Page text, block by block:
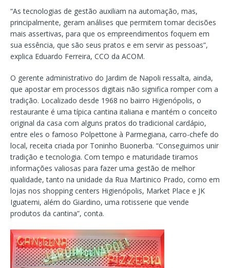
“As tecnologias de gestão auxiliam na automação, mas,
principalmente, geram análises que permitem tomar decisões
mais assertivas, para que os empreendimentos foquem em
sua essência, que são seus pratos e em servir as pessoas”,
explica Eduardo Ferreira, CCO da ACOM.
O gerente administrativo do Jardim de Napoli ressalta, ainda,
que apostar em processos digitais não significa romper com a
tradição. Localizado desde 1968 no bairro Higienópolis, o
restaurante é uma típica cantina italiana e mantém o conceito
original da casa com alguns pratos do tradicional cardápio,
entre eles o famoso Polpettone à Parmegiana, carro-chefe do
local, receita criada por Toninho Buonerba. “Conseguimos unir
tradição e tecnologia. Com tempo e maturidade tiramos
informações valiosas para fazer uma gestão de melhor
qualidade, tanto na unidade da Rua Martinico Prado, como em
lojas nos shopping centers Higienópolis, Market Place e JK
Iguatemi, além do Giardino, uma rotisserie que vende
produtos da cantina”, conta.